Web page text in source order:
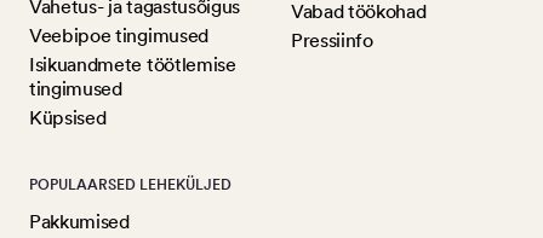
Vahetus- ja tagastusõigus
Veebipoe tingimused
Isikuandmete töötlemise
tingimused
Küpsised
Vabad töökohad
Pressiinfo
POPULAARSED LEHEKÜLJED
Pakkumised